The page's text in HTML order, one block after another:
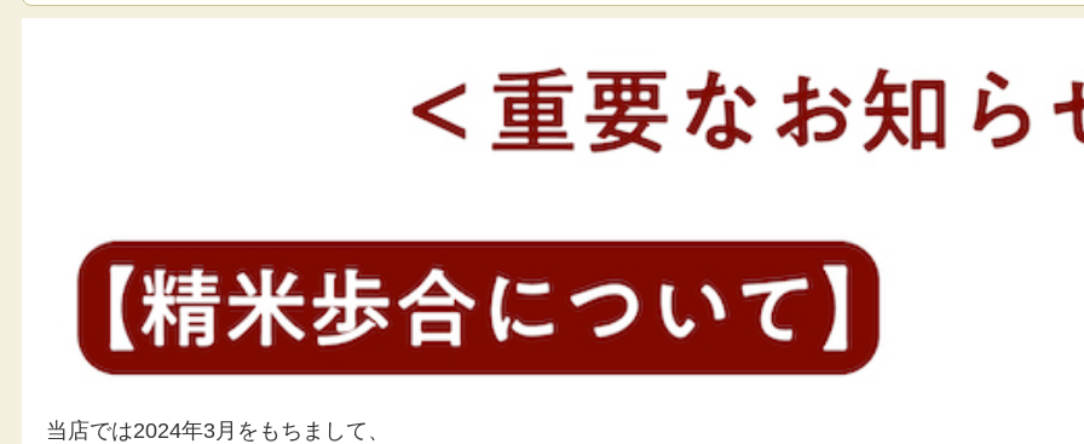
現代では、日本酒作りの業界で、味付け米として根強い需要があり、
「酒造米（しゅぞうまい）」として有名な品種でもあります。
そんな亀の尾の栽培を、
長年、農薬・肥料に頼らない自然栽培で作り続けてくださっている「人田畑さんの亀の尾」はまさに希少。
当店では2024年3月をもちまして、